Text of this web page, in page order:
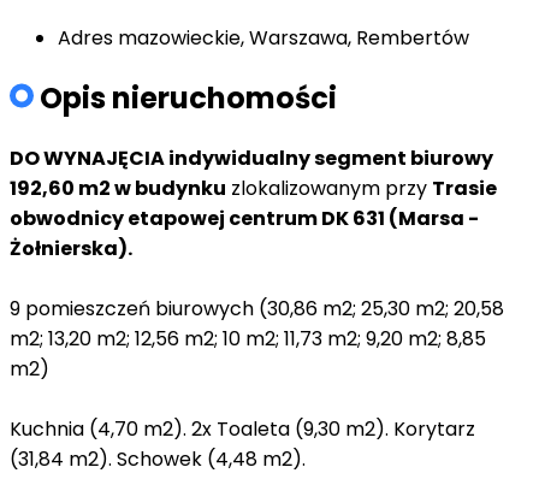
Adres mazowieckie, Warszawa, Rembertów
Opis nieruchomości
DO WYNAJĘCIA indywidualny segment biurowy
192,60 m2 w budynku zlokalizowanym przy Trasie
obwodnicy etapowej centrum DK 631 (Marsa -
Żołnierska).
9 pomieszczeń biurowych (30,86 m2; 25,30 m2; 20,58
m2; 13,20 m2; 12,56 m2; 10 m2; 11,73 m2; 9,20 m2; 8,85
m2)
Kuchnia (4,70 m2). 2x Toaleta (9,30 m2). Korytarz
(31,84 m2). Schowek (4,48 m2).